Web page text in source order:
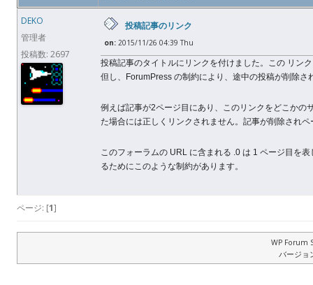
DEKO
管理者
投稿数: 2697
投稿記事のリンク
on: 2015/11/26 04:39 Thu
投稿記事のタイトルにリンクを付けました。この リン
但し、ForumPress の制約により、途中の投稿が削除
例えば記事が2ページ目にあり、このリンクをどこか
た場合には正しくリンクされません。記事が削除され
このフォーラムの URL に含まれる .0 は 1 ページ目を
るためにこのような制約があります。
ページ: [1]
WP Forum
バージョ